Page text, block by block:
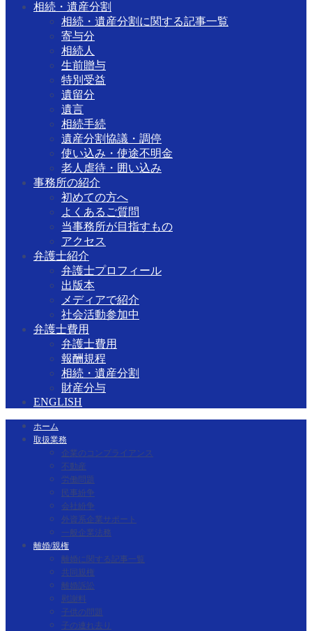
相続・遺産分割
相続・遺産分割に関する記事一覧
寄与分
相続人
生前贈与
特別受益
遺留分
遺言
相続手続
遺産分割協議・調停
使い込み・使途不明金
老人虐待・囲い込み
事務所の紹介
初めての方へ
よくあるご質問
当事務所が目指すもの
アクセス
弁護士紹介
弁護士プロフィール
出版本
メディアで紹介
社会活動参加中
弁護士費用
弁護士費用
報酬規程
相続・遺産分割
財産分与
ENGLISH
ホーム
取扱業務
企業のコンプライアンス
不動産
労働問題
民事紛争
会社紛争
外資系企業サポート
一般企業法務
離婚/親権
離婚に関する記事一覧
共同親権
離婚訴訟
慰謝料
子供の問題
子の連れ去り